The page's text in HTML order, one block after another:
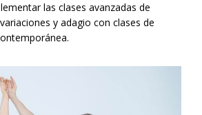
las clases avanzadas de
y adagio con clases de